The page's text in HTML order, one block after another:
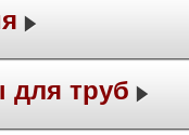
для труб